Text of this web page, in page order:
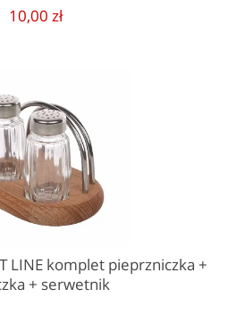
10,00 zł
LINE komplet pieprzniczka +
+ serwetnik